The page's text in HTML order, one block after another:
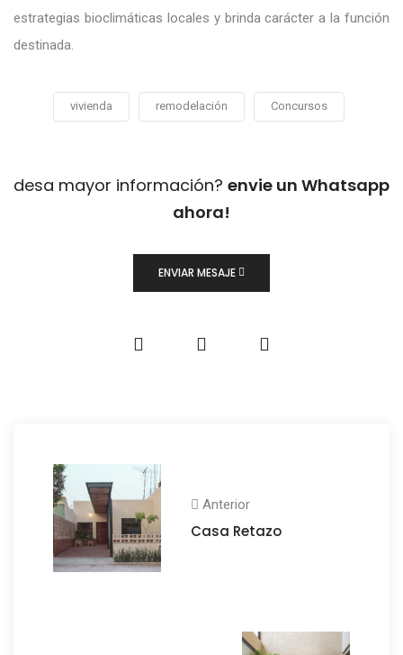
estrategias bioclimáticas locales y brinda carácter a la función
destinada.
vivienda remodelación Concursos
desa mayor información? envie un Whatsapp
ahora!
ENVIAR MESAJE
Anterior
Casa Retazo